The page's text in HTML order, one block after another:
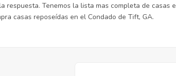
respuesta. Tenemos la lista mas completa de casas
casas reposeídas en el Condado de Tift, GA.